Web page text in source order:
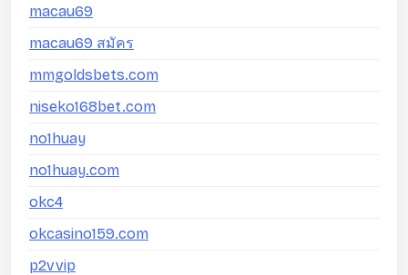
macau69
macau69 สมัคร
mmgoldsbets.com
niseko168bet.com
no1huay
no1huay.com
okc4
okcasino159.com
p2vvip